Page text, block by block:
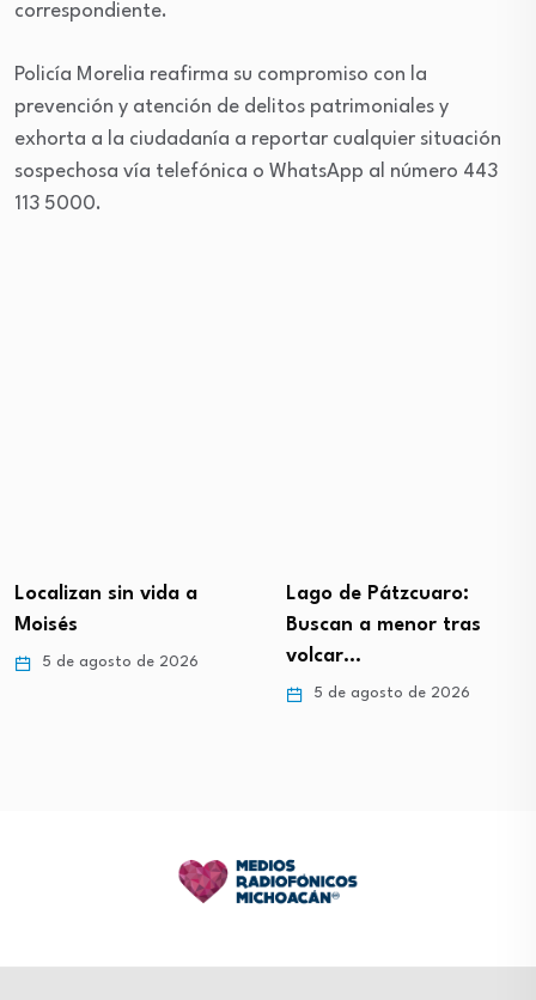
correspondiente.
Policía Morelia reafirma su compromiso con la
prevención y atención de delitos patrimoniales y
exhorta a la ciudadanía a reportar cualquier situación
sospechosa vía telefónica o WhatsApp al número 443
113 5000.
Localizan sin vida a
Moisés
5 de agosto de 2026
Lago de Pátzcuaro:
Buscan a menor tras
volcar…
5 de agosto de 2026